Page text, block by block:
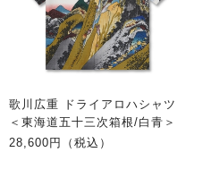
歌川広重 ドライアロハシャツ
＜東海道五十三次箱根/白青＞
28,600円（税込）